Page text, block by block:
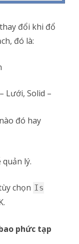
đổi khi đổ
đó là:
Lưới, Solid –
đó hay
lý.
chọn Is
phức tạp